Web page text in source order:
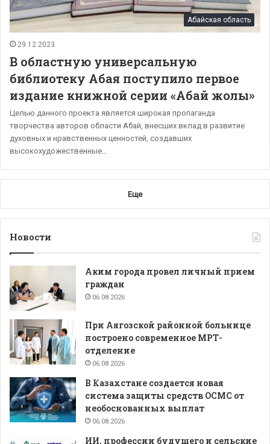
Абайская область
29.12.2023
В областную универсальную
библиотеку Абая поступило первое
издание книжной серии «Абай жолы»
Целью данного проекта является широкая пропаганда
творчества авторов области Абай, внесших вклад в развитие
духовных и нравственных ценностей, создавших
высокохудожественные…
Еще
Новости
Аким города провел личный прием
граждан
06.08.2026
При Аягозской районной больнице
построено современное МРТ-
отделение
06.08.2026
В Казахстане создается новая
система защиты средств ОСМС от
необоснованных выплат
06.08.2026
ИИ, профессии будущего и сельские